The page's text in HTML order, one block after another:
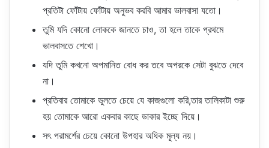
প্রতিটা ফোঁটায় ফোঁটায় অনুভব করবি আমার ভালবাসা যতো।
তুমি যদি কোনো লোককে জানতে চাও, তা হলে তাকে প্রথমে
ভালবাসতে শেখো।
যদি তুমি কখনো অপমানিত বোধ কর তবে অপরকে সেটা বুঝতে দেবে
না।
প্রতিবার তোমাকে ভুলতে চেয়ে যে কাজগুলো করি,তার তালিকাটা শুরু
হয় তোমাকে আরো একবার কাছে ডাকার ইচ্ছে দিয়ে।
সৎ পরামর্শের চেয়ে কোনো উপহার অধিক মূল্য নয়।